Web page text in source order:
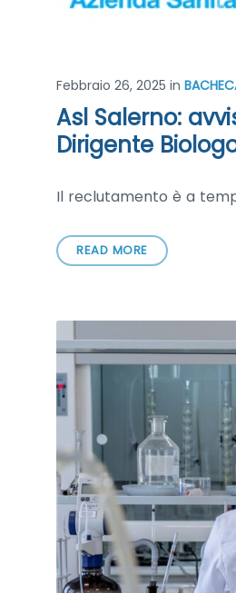
Febbraio 26, 2025 in
Asl Salerno:
Dirigente
Il reclutamento è a
READ MORE